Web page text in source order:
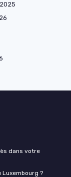
dans votre
?